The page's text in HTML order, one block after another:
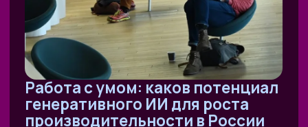
Рейтинг: 4.7
89 отзывов
Рейтинг: 4.9
9 отзывов
ВАРИАНТЫ УЧАСТИЯ